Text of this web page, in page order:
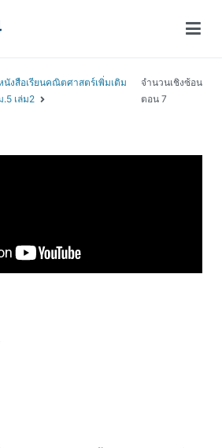
นังสือเรียนคณิตศาสตร์เพิ่มเติม
.5 เล่ม2
จำนวนเชิงซ้อน
ตอน 7